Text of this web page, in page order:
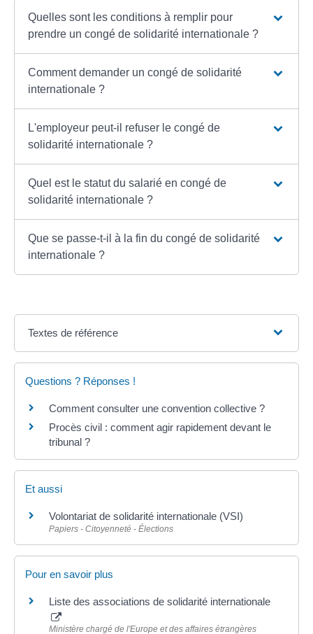
Quelles sont les conditions à remplir pour
prendre un congé de solidarité internationale ?
Comment demander un congé de solidarité
internationale ?
L'employeur peut-il refuser le congé de
solidarité internationale ?
Quel est le statut du salarié en congé de
solidarité internationale ?
Que se passe-t-il à la fin du congé de solidarité
internationale ?
Textes de référence
Questions ? Réponses !
Comment consulter une convention collective ?
Procès civil : comment agir rapidement devant le
tribunal ?
Et aussi
Volontariat de solidarité internationale (VSI)
Papiers - Citoyenneté - Élections
Pour en savoir plus
Liste des associations de solidarité internationale
Ministère chargé de l'Europe et des affaires étrangères